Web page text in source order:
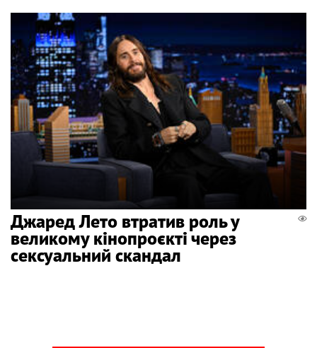
Джаред Лето втратив роль у
великому кінопроєкті через
сексуальний скандал